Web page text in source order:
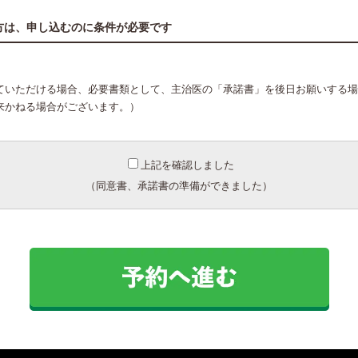
、申し込むのに条件が必要です
いただける場合、必要書類として、主治医の「承諾書」を後日お願いする
ねる場合がございます。）
上記を確認しました
（同意書、承諾書の準備ができました）